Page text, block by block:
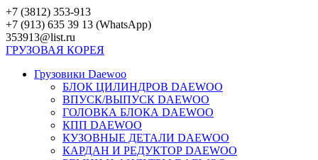
Перейти
к
контенту
+7 (3812) 353-913
+7 (913) 635 39 13 (WhatsApp)
353913@list.ru
ГРУЗОВАЯ КОРЕЯ
Грузовики Daewoo
БЛОК ЦИЛИНДРОВ DAEWOO
ВПУСК/ВЫПУСК DAEWOO
ГОЛОВКА БЛОКА DAEWOO
КПП DAEWOO
КУЗОВНЫЕ ДЕТАЛИ DAEWOO
КАРДАН И РЕДУКТОР DAEWOO